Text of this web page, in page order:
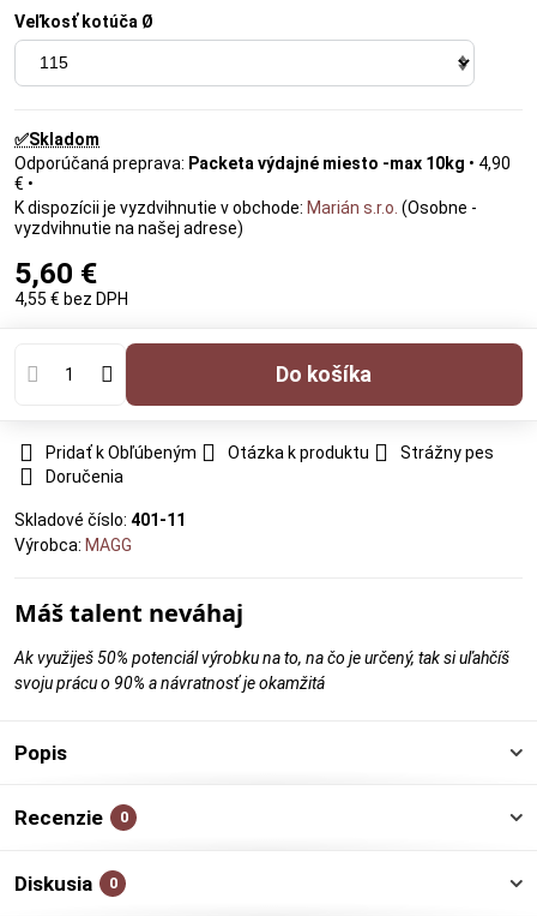
Veľkosť kotúča Ø
✅Skladom
Packeta výdajné miesto -max 10kg • 4,90
€ •
Marián s.r.o. (Osobne -
vyzdvihnutie na našej adrese)
5,60 €
4,55 € bez DPH
Do košíka
Pridať k Obľúbeným Otázka k produktu
Strážny pes
Doručenia
Skladové číslo: 401-11
Výrobca: MAGG
Máš talent neváhaj
Ak využiješ 50% potenciál výrobku na to, na čo je určený, tak si uľahčíš
svoju prácu o 90% a návratnosť je okamžitá
Popis
Recenzie 0
Diskusia 0